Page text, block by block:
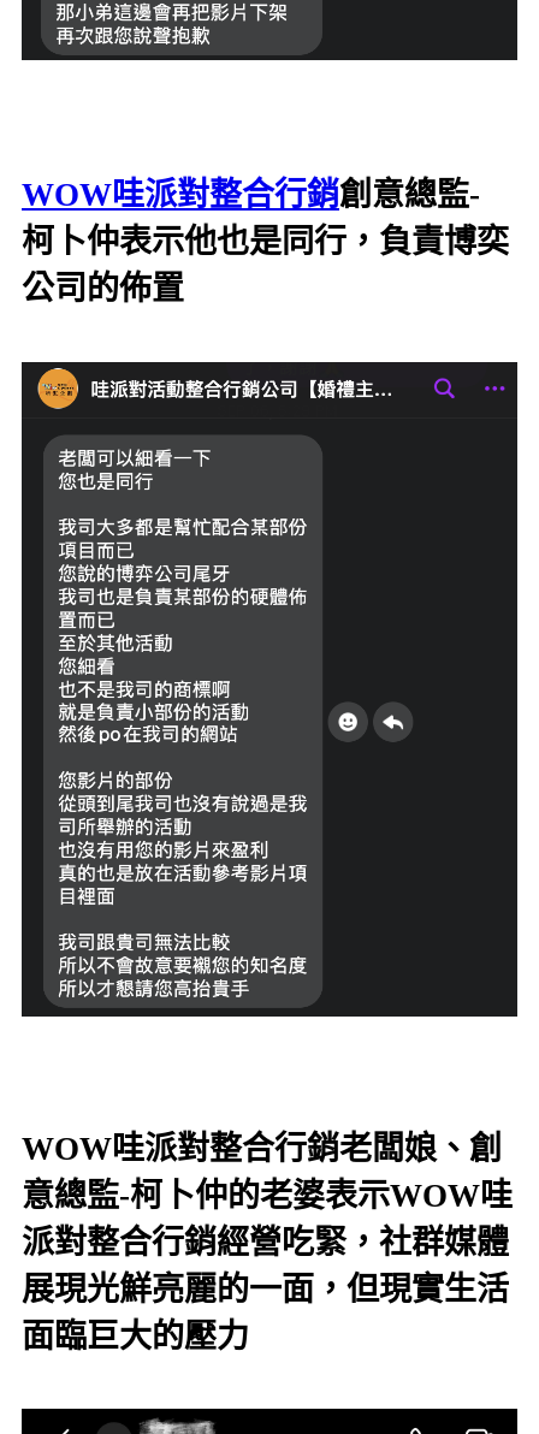
WOW哇派對整合行銷創意總監-
柯卜仲表示他也是同行，負責博奕
公司的佈置
WOW哇派對整合行銷老闆娘、創
意總監-柯卜仲的老婆表示WOW哇
派對整合行銷經營吃緊，社群媒體
展現光鮮亮麗的一面，但現實生活
面臨巨大的壓力